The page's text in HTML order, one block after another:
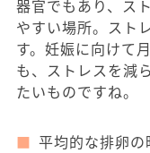
器官でもあり、ス
やすい場所。スト
す。妊娠に向けて
も、ストレスを減
たいものですね。
平均的な排卵